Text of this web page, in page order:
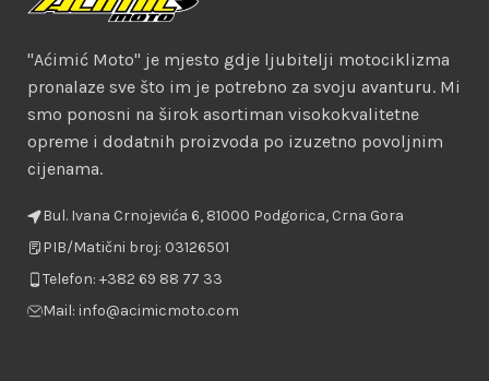
"Aćimić Moto" je mjesto gdje ljubitelji motociklizma
pronalaze sve što im je potrebno za svoju avanturu. Mi
smo ponosni na širok asortiman visokokvalitetne
opreme i dodatnih proizvoda po izuzetno povoljnim
cijenama.
Bul. Ivana Crnojevića 6, 81000 Podgorica, Crna Gora
PIB/Matični broj: 03126501
Telefon: +382 69 88 77 33
Mail: info@acimicmoto.com